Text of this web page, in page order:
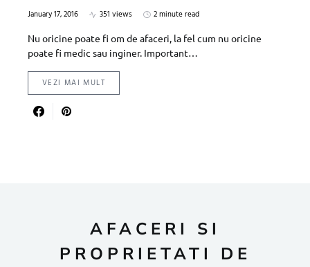
January 17, 2016 351 views
2 minute read
Nu oricine poate fi om de afaceri, la fel cum nu oricine
poate fi medic sau inginer. Important…
VEZI MAI MULT
AFACERI SI
PROPRIETATI DE